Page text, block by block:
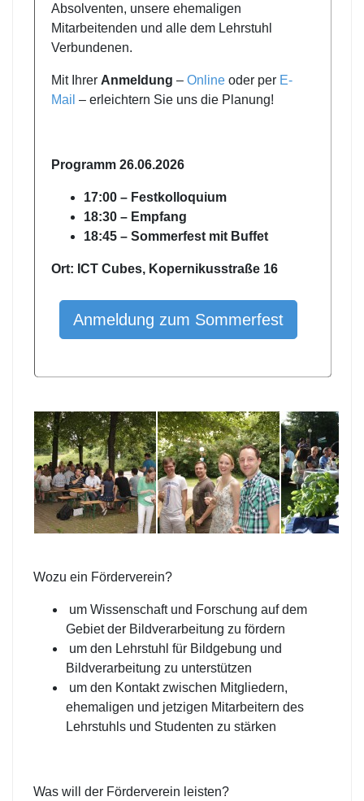
Absolventen, unsere ehemaligen
Mitarbeitenden und alle dem Lehrstuhl
Verbundenen.
Mit Ihrer Anmeldung – Online oder per E-
Mail – erleichtern Sie uns die Planung!
Programm 26.06.2026
17:00 – Festkolloquium
18:30 – Empfang
18:45 – Sommerfest mit Buffet
Ort: ICT Cubes, Kopernikusstraße 16
Anmeldung zum Sommerfest
Wozu ein Förderverein?
um Wissenschaft und Forschung auf dem
Gebiet der Bildverarbeitung zu fördern
um den Lehrstuhl für Bildgebung und
Bildverarbeitung zu unterstützen
um den Kontakt zwischen Mitgliedern,
ehemaligen und jetzigen Mitarbeitern des
Lehrstuhls und Studenten zu stärken
Was will der Förderverein leisten?